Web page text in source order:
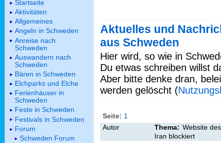
Aktuelles und
aus Schweden
Hier wird, so wie in
Du etwas schreiben willst
Aber bitte denke dran,
werden gelöscht (
Seite: 1
Autor
Thema: Website
Iran blockiert
Startseite
Aktivitäten
Allgemeines
Angeln in Schweden
Anreise nach
Schweden
Auswandern nach
Schweden
Bären in Schweden
Elchparks und Elche
Ferienhäuser in
Schweden
Feste in Schweden
Festivals in Schweden
Forum
Schweden Forum